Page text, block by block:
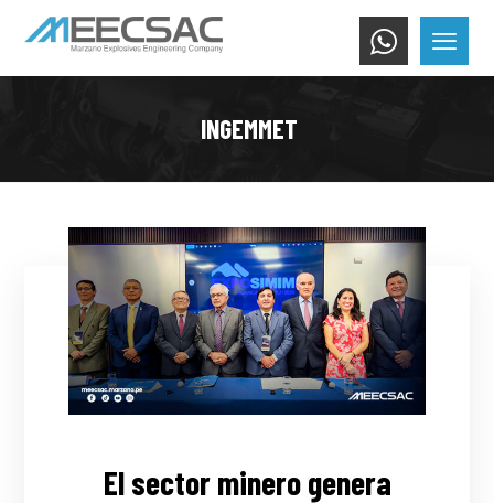
INGEMMET
El sector minero genera